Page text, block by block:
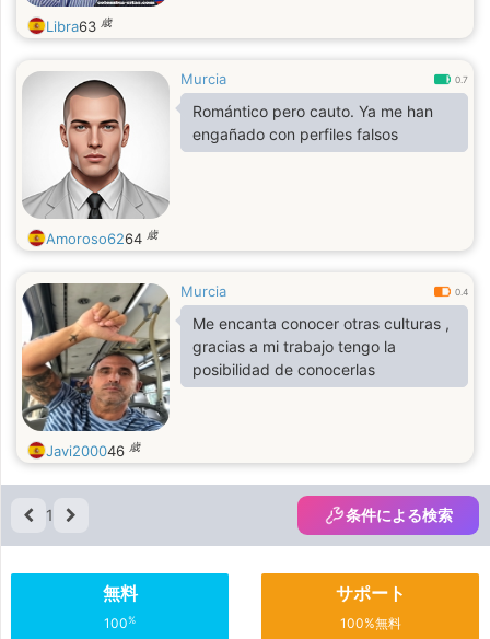
Libra63 歳
Murcia 0.7
Romántico pero cauto. Ya me han
engañado con perfiles falsos
Amoroso6264 歳
Murcia 0.4
Me encanta conocer otras culturas ,
gracias a mi trabajo tengo la
posibilidad de conocerlas
Javi200046 歳
1 条件による検索
無料
100%
サポート
100%無料